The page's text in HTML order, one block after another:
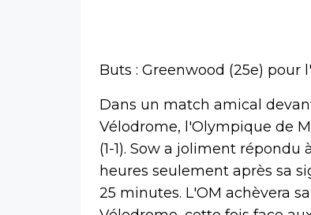
Buts : Greenwood (25e) pour
Dans un match amical
Vélodrome, l'Olympique de
(1-1). Sow a joliment
heures seulement après sa
25 minutes. L'OM achèvera